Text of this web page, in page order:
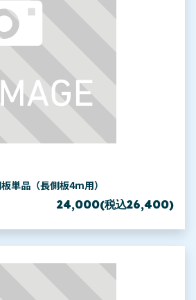
単品（長側板4m用）
24,000(税込26,400)